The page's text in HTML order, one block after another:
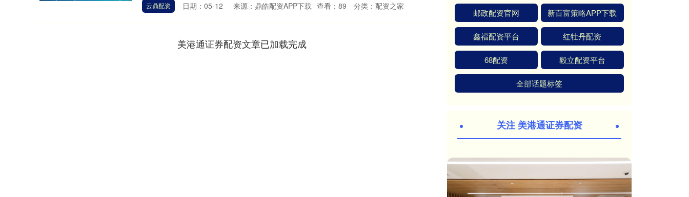
云鼎配资 日期：05-12 来源：鼎皓配资APP下载 查看： 89 分类： 配资之家
美港通证券配资文章已加载完成
邮政配资官网 新百富策略APP下载
鑫福配资平台 红牡丹配资
68配资 毅立配资平台
全部话题标签
关注 美港通证券配资